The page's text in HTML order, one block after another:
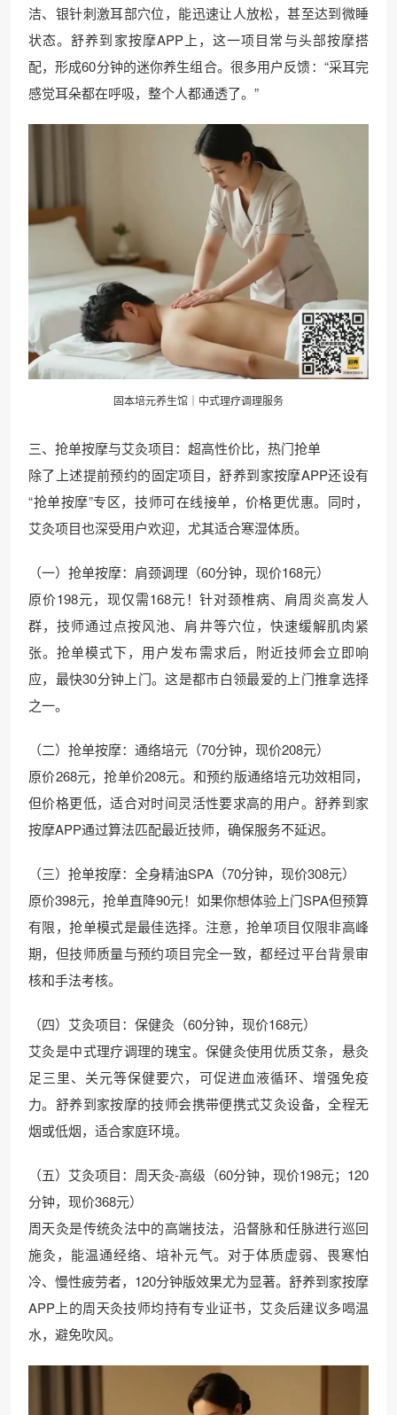
洁、银针刺激耳部穴位，能迅速让人放松，甚至达到微睡
状态。舒养到家按摩APP上，这一项目常与头部按摩搭
配，形成60分钟的迷你养生组合。很多用户反馈：“采耳完
感觉耳朵都在呼吸，整个人都通透了。”
固本培元养生馆｜中式理疗调理服务
三、抢单按摩与艾灸项目：超高性价比，热门抢单
除了上述提前预约的固定项目，舒养到家按摩APP还设有
“抢单按摩”专区，技师可在线接单，价格更优惠。同时，
艾灸项目也深受用户欢迎，尤其适合寒湿体质。
（一）抢单按摩：肩颈调理（60分钟，现价168元）
原价198元，现仅需168元！针对颈椎病、肩周炎高发人
群，技师通过点按风池、肩井等穴位，快速缓解肌肉紧
张。抢单模式下，用户发布需求后，附近技师会立即响
应，最快30分钟上门。这是都市白领最爱的上门推拿选择
之一。
（二）抢单按摩：通络培元（70分钟，现价208元）
原价268元，抢单价208元。和预约版通络培元功效相同，
但价格更低，适合对时间灵活性要求高的用户。舒养到家
按摩APP通过算法匹配最近技师，确保服务不延迟。
（三）抢单按摩：全身精油SPA（70分钟，现价308元）
原价398元，抢单直降90元！如果你想体验上门SPA但预算
有限，抢单模式是最佳选择。注意，抢单项目仅限非高峰
期，但技师质量与预约项目完全一致，都经过平台背景审
核和手法考核。
（四）艾灸项目：保健灸（60分钟，现价168元）
艾灸是中式理疗调理的瑰宝。保健灸使用优质艾条，悬灸
足三里、关元等保健要穴，可促进血液循环、增强免疫
力。舒养到家按摩的技师会携带便携式艾灸设备，全程无
烟或低烟，适合家庭环境。
（五）艾灸项目：周天灸-高级（60分钟，现价198元；120
分钟，现价368元）
周天灸是传统灸法中的高端技法，沿督脉和任脉进行巡回
施灸，能温通经络、培补元气。对于体质虚弱、畏寒怕
冷、慢性疲劳者，120分钟版效果尤为显著。舒养到家按摩
APP上的周天灸技师均持有专业证书，艾灸后建议多喝温
水，避免吹风。